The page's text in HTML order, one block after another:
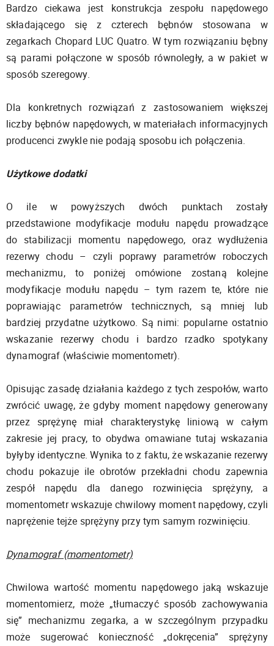
Bardzo ciekawa jest konstrukcja zespołu napędowego
składającego się z czterech bębnów stosowana w
zegarkach Chopard LUC Quatro. W tym rozwiązaniu bębny
są parami połączone w sposób równoległy, a w pakiet w
sposób szeregowy.
Dla konkretnych rozwiązań z zastosowaniem większej
liczby bębnów napędowych, w materiałach informacyjnych
producenci zwykle nie podają sposobu ich połączenia.
Użytkowe dodatki
O ile w powyższych dwóch punktach zostały
przedstawione modyfikacje modułu napędu prowadzące
do stabilizacji momentu napędowego, oraz wydłużenia
rezerwy chodu – czyli poprawy parametrów roboczych
mechanizmu, to poniżej omówione zostaną kolejne
modyfikacje modułu napędu – tym razem te, które nie
poprawiając parametrów technicznych, są mniej lub
bardziej przydatne użytkowo. Są nimi: popularne ostatnio
wskazanie rezerwy chodu i bardzo rzadko spotykany
dynamograf (właściwie momentometr).
Opisując zasadę działania każdego z tych zespołów, warto
zwrócić uwagę, że gdyby moment napędowy generowany
przez sprężynę miał charakterystykę liniową w całym
zakresie jej pracy, to obydwa omawiane tutaj wskazania
byłyby identyczne. Wynika to z faktu, że wskazanie rezerwy
chodu pokazuje ile obrotów przekładni chodu zapewnia
zespół napędu dla danego rozwinięcia sprężyny, a
momentometr wskazuje chwilowy moment napędowy, czyli
naprężenie tejże sprężyny przy tym samym rozwinięciu.
Dynamograf (momentometr)
Chwilowa wartość momentu napędowego jaką wskazuje
momentomierz, może „tłumaczyć sposób zachowywania
się” mechanizmu zegarka, a w szczególnym przypadku
może sugerować konieczność „dokręcenia” sprężyny